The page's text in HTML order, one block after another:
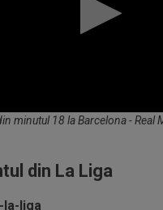
minutul 18 la Barcelona - Real
din La Liga